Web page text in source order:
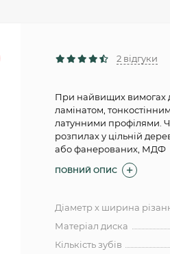
2 відгуки
При найвищих вимогах
ламінатом,
латунними профілями.
розпилах у цільній
або фанерованих, МДФ
ПОВНИЙ ОПИС
Діаметр x ширина
Матеріал диска
Кількість зубів